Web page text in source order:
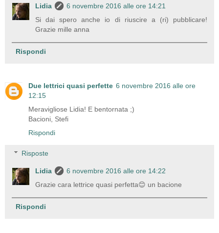
Lidia
6 novembre 2016 alle ore 14:21
Si dai spero anche io di riuscire a (ri) pubblicare!
Grazie mille anna
Rispondi
Due lettrici quasi perfette 6 novembre 2016 alle ore
12:15
Meravigliose Lidia! E bentornata ;)
Bacioni, Stefi
Rispondi
Risposte
Lidia
6 novembre 2016 alle ore 14:22
Grazie cara lettrice quasi perfetta😊 un bacione
Rispondi